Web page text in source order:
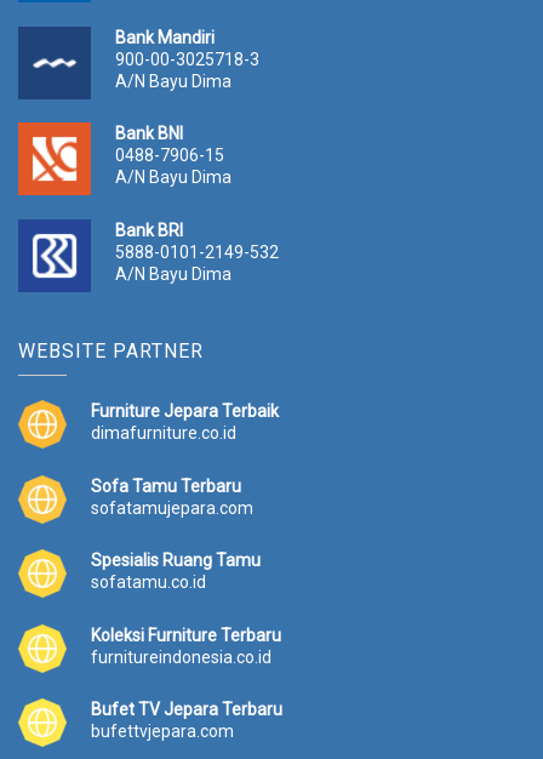
Bank Mandiri
900-00-3025718-3
A/N Bayu Dima
Bank BNI
0488-7906-15
A/N Bayu Dima
Bank BRI
5888-0101-2149-532
A/N Bayu Dima
WEBSITE PARTNER
Furniture Jepara Terbaik
dimafurniture.co.id
Sofa Tamu Terbaru
sofatamujepara.com
Spesialis Ruang Tamu
sofatamu.co.id
Koleksi Furniture Terbaru
furnitureindonesia.co.id
Bufet TV Jepara Terbaru
bufettvjepara.com